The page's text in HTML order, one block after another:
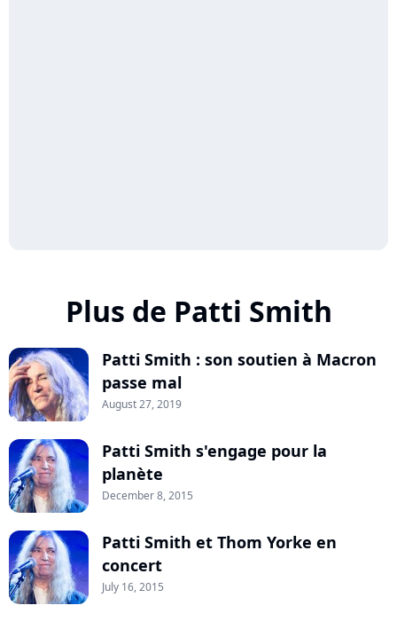
Plus de Patti Smith
Patti Smith : son soutien à Macron
passe mal
August 27, 2019
Patti Smith s'engage pour la
planète
December 8, 2015
Patti Smith et Thom Yorke en
concert
July 16, 2015